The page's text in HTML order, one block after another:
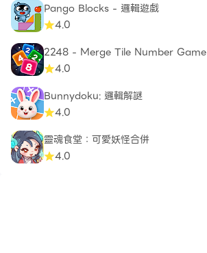
Pango Blocks - 邏輯遊戲
4.0
2248 - Merge Tile Number Game
4.0
Bunnydoku: 邏輯解謎
4.0
靈魂食堂：可愛妖怪合併
4.0